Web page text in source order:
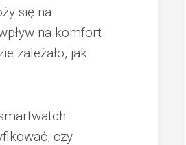
się na
na komfort
zależało, jak
czy